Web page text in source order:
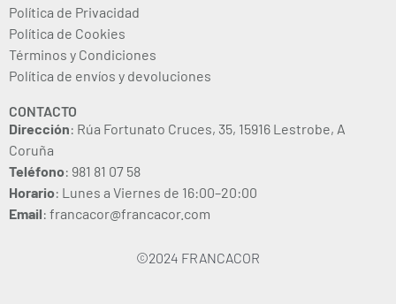
Política de Privacidad
Política de Cookies
Términos y Condiciones
Política de envíos y devoluciones
CONTACTO
Dirección: Rúa Fortunato Cruces, 35, 15916 Lestrobe, A
Coruña
Teléfono: 981 81 07 58
Horario: Lunes a Viernes de 16:00–20:00
Email: francacor@francacor.com
©2024 FRANCACOR